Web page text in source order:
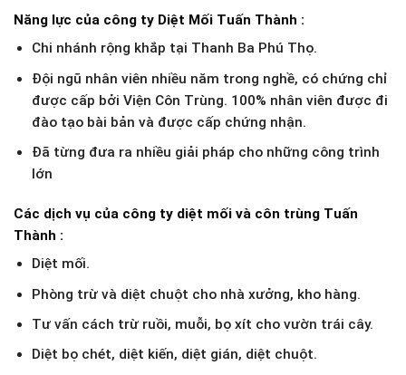
Năng lực của công ty Diệt Mối Tuấn Thành :
Chi nhánh rộng khắp tại Thanh Ba Phú Thọ.
Đội ngũ nhân viên nhiều năm trong nghề, có chứng chỉ
được cấp bởi Viện Côn Trùng. 100% nhân viên được đi
đào tạo bài bản và được cấp chứng nhận.
Đã từng đưa ra nhiều giải pháp cho những công trình
lớn
Các dịch vụ của công ty diệt mối và côn trùng Tuấn
Thành :
Diệt mối.
Phòng trừ và diệt chuột cho nhà xưởng, kho hàng.
Tư vấn cách trừ ruồi, muỗi, bọ xít cho vườn trái cây.
Diệt bọ chét, diệt kiến, diệt gián, diệt chuột.